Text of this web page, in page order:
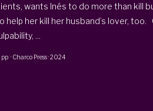
wants Inés to do more than kill
her kill her husband’s lover, too.
...
· Charco Press ·2024